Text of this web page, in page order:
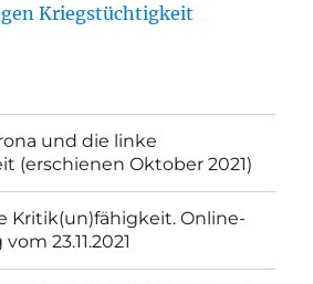
Kriegstüchtigkeit
und die linke
(erschienen Oktober 2021)
Kritik(un)fähigkeit. Online-
23.11.2021